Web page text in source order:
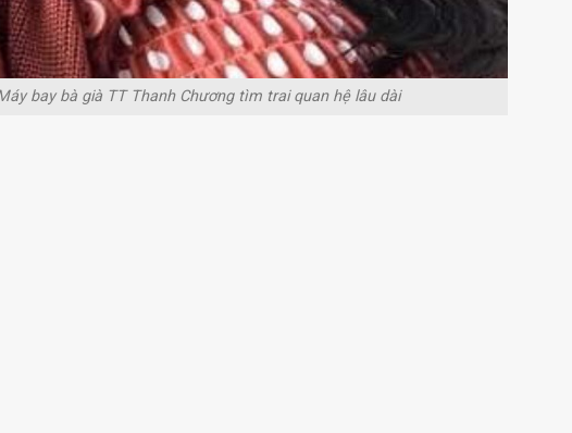
bay bà già TT Thanh Chương tìm trai quan hệ lâu dài